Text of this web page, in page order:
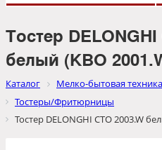
Тостер
белый (KBO
Каталог Мелко-бытовая техника
Тостеры/Фритюрницы
Тостер DELONGHI CTO 2003.W